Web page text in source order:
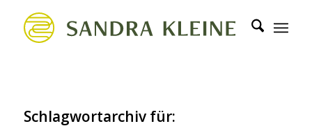
Schlagwortarchiv für: